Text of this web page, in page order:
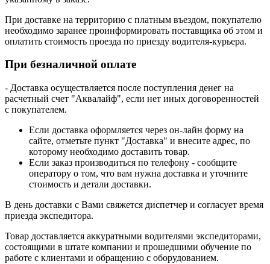
При доставке на территорию с платным въездом, покупателю
необходимо заранее проинформировать поставщика об этом и
оплатить стоимость проезда по приезду водителя-курьера.
При безналичной оплате
- Доставка осуществляется после поступления денег на
расчетный счет "Аквалайф", если нет иных договоренностей
с покупателем.
Если доставка оформляется через он-лайн форму на
сайте, отметьте пункт "Доставка" и внесите адрес, по
которому необходимо доставить товар.
Если заказ производиться по телефону - сообщите
оператору о том, что вам нужна доставка и уточните
стоимость и детали доставки.
В день доставки с Вами свяжется диспетчер и согласует время
приезда экспедитора.
Товар доставляется аккуратными водителями экспедиторами,
состоящими в штате компании и прошедшими обучение по
работе с клиентами и обращению с оборудованием.